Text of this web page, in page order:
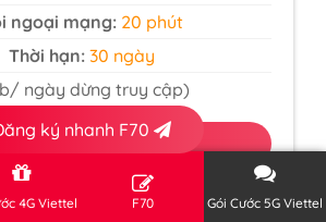
ngoại mạng: 20 phút
Thời hạn:30 ngày
ngày dừng truy cập)
ĐĂNG KÝ
Chi tiết
4G Viettel
ký nhanh F70
F70 Gói Cước 5G Viettel